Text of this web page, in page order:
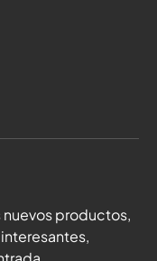
nuevos productos,